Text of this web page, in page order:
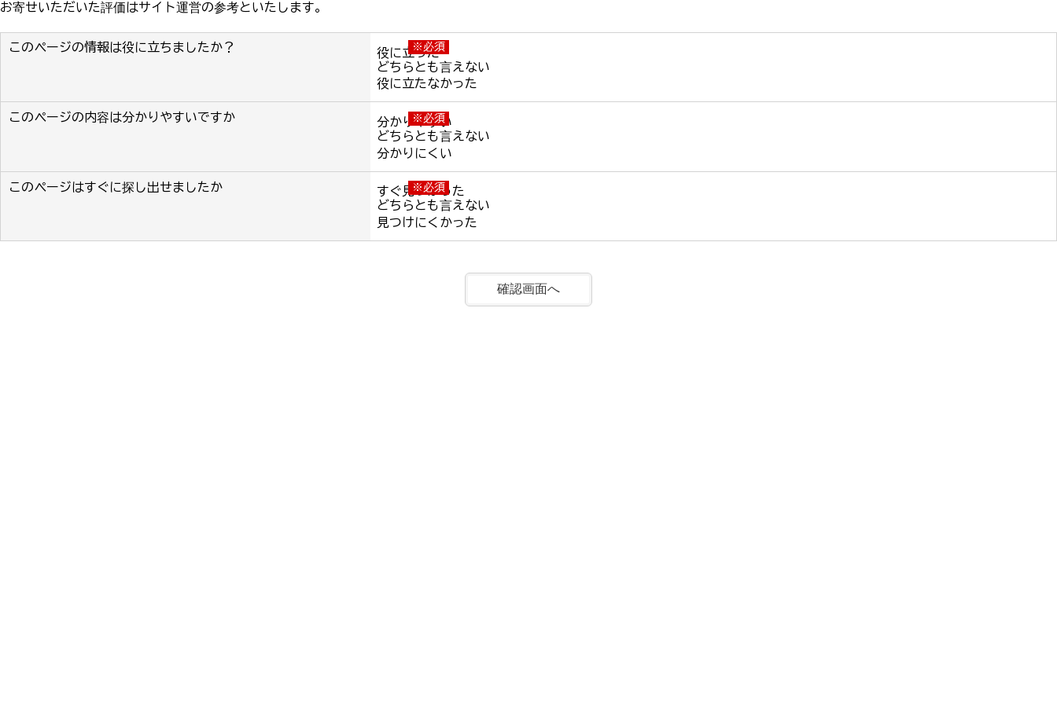
お寄せいただいた評価はサイト運営の参考といたします。
このページの情報は役に立ちましたか？ ※必須
役に立った
どちらとも言えない
役に立たなかった
このページの内容は分かりやすいですか ※必須
分かりやすい
どちらとも言えない
分かりにくい
このページはすぐに探し出せましたか ※必須
すぐ見つかった
どちらとも言えない
見つけにくかった